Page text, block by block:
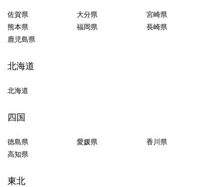
佐賀県 大分県
宮崎県
熊本県
福岡県
長崎県
鹿児島県
北海道
北海道
四国
徳島県 愛媛県
香川県
高知県
東北